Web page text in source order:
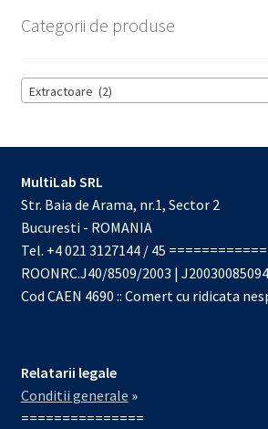
Categorii de produse
Extractoare (2)
MultiLab SRL
Str. Baia de Arama, nr.1, Sector 2
Bucuresti - ROMANIA
Tel. +4 021 3127144 / 45
ROONRC.J40/8509/2003 |
Cod CAEN 4690 :: Comert cu ridicata
Relatarii legale
Conditii generale »
===============